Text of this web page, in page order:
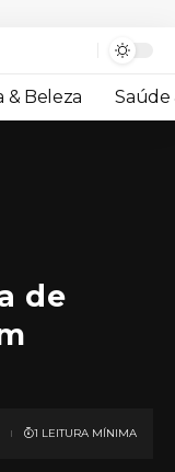
& Beleza Saúde
de
1 LEITURA MÍNIMA